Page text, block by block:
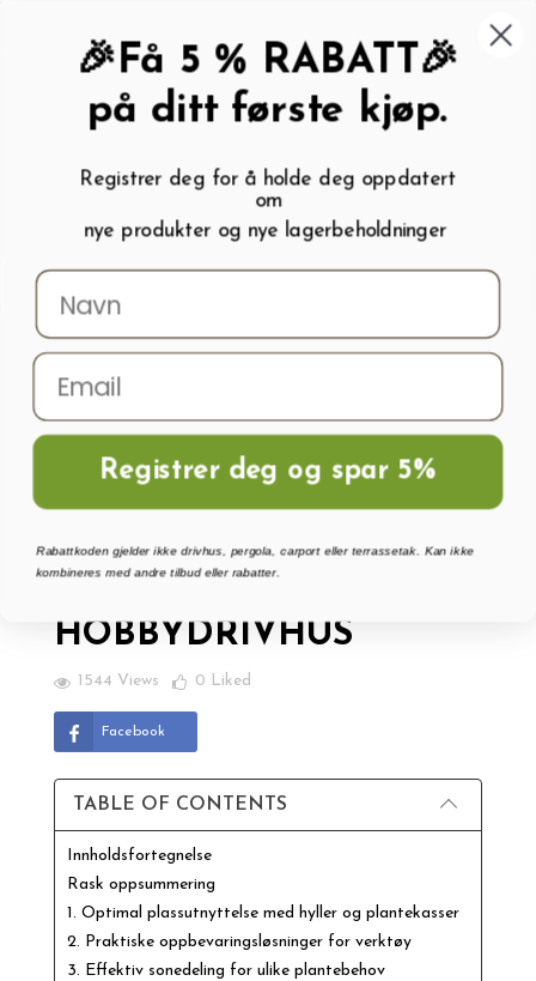
My wishlist ( 0
Menu Søk Logg inn Handlevogn
Hjem
hobbydrivhus
DRIVHUSINNREDNING
HOBBYDRIVHUS
1544 Views 0 Liked
Facebook
TABLE OF CONTENTS
Innholdsfortegnelse
Rask oppsummering
1. Optimal plassutnyttelse med hyller og plantekasser
2. Praktiske oppbevaringsløsninger for verktøy
3. Effektiv sonedeling for ulike plantebehov
🎉Få 5 % RABATT🎉
på ditt første kjøp.
Registrer deg for å holde deg oppdatert
om
nye produkter og nye lagerbeholdninger
Registrer deg og spar 5%
Rabattkoden gjelder ikke drivhus, pergola, carport eller terrassetak. Kan ikke
kombineres med andre tilbud eller rabatter.